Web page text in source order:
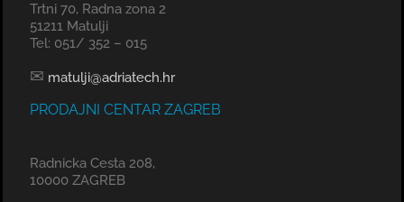
Trtni 70, Radna zona 2
51211 Matulji
Tel: 051/ 352 – 015
✉ matulji@adriatech.hr
PRODAJNI CENTAR ZAGREB
Radnicka Cesta 208,
10000 ZAGREB